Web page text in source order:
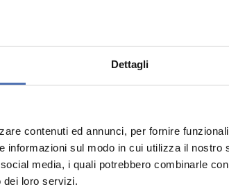
Dettagli
contenuti ed annunci, per fornire
informazioni sul modo in cui utilizza il
media, i quali potrebbero combinarle
dei loro servizi.